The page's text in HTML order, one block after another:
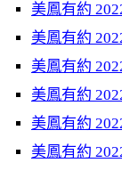
美鳳有約
美鳳有約
美鳳有約
美鳳有約
美鳳有約
美鳳有約